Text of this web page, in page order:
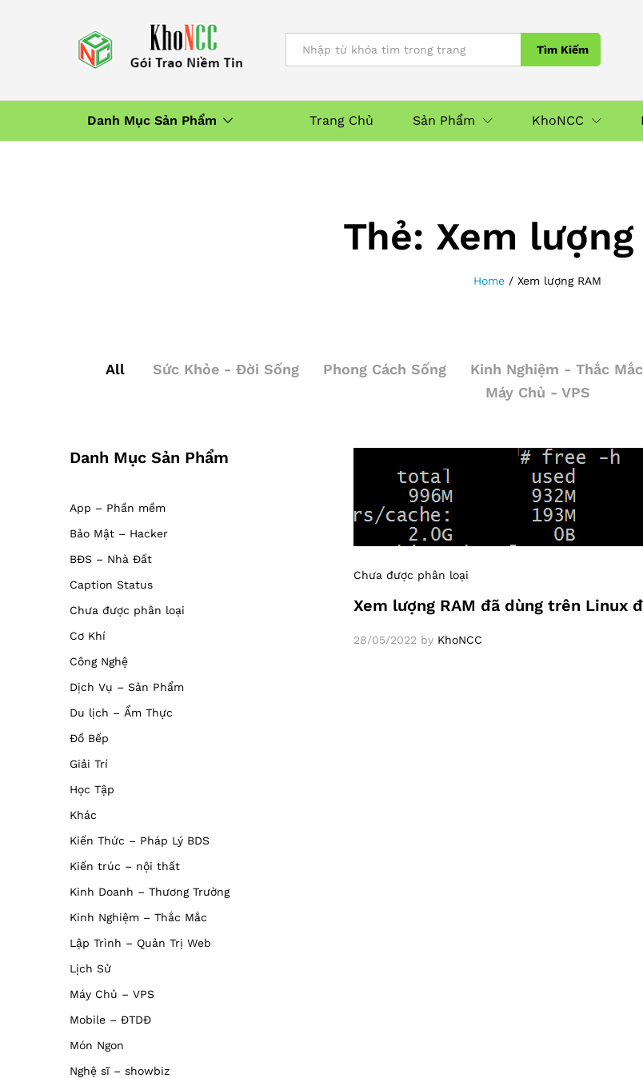
Tìm Kiếm
Danh Mục Sản Phẩm Trang Chủ Sản Phẩm KhoNCC
Thẻ: Xem lượng
Home / Xem lượng RAM
All Sức Khỏe - Đời Sống Phong Cách Sống Kinh Nghiệm - Thắc Mắc
Máy Chủ - VPS
Chưa được phân loại
Xem lượng RAM đã dùng trên Linux
28/05/2022 by KhoNCC
Danh Mục Sản Phẩm
App – Phần mềm
Bảo Mật – Hacker
BĐS – Nhà Đất
Caption Status
Chưa được phân loại
Cơ Khí
Công Nghệ
Dịch Vụ – Sản Phẩm
Du lịch – Ẩm Thực
Đồ Bếp
Giải Trí
Học Tập
Khác
Kiến Thức – Pháp Lý BDS
Kiến trúc – nội thất
Kinh Doanh – Thương Trường
Kinh Nghiệm – Thắc Mắc
Lập Trình – Quản Trị Web
Lịch Sử
Máy Chủ – VPS
Mobile – ĐTDĐ
Món Ngon
Nghệ sĩ – showbiz